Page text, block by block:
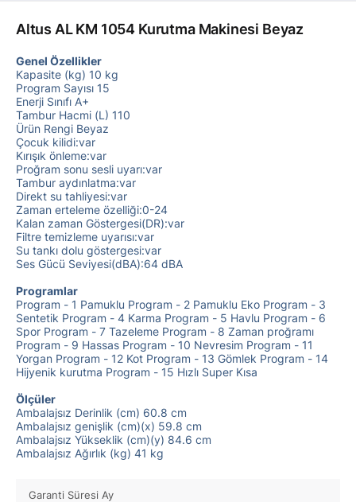
Altus AL KM 1054 Kurutma Makinesi Beyaz
Genel Özellikler
Kapasite (kg) 10 kg
Program Sayısı 15
Enerji Sınıfı A+
Tambur Hacmi (L) 110
Ürün Rengi Beyaz
Çocuk kilidi:var
Kırışık önleme:var
Proğram sonu sesli uyarı:var
Tambur aydınlatma:var
Direkt su tahliyesi:var
Zaman erteleme özelliği:0-24
Kalan zaman Göstergesi(DR):var
Filtre temizleme uyarısı:var
Su tankı dolu göstergesi:var
Ses Gücü Seviyesi(dBA):64 dBA
Programlar
Program - 1 Pamuklu Program - 2 Pamuklu Eko Program - 3
Sentetik Program - 4 Karma Program - 5 Havlu Program - 6
Spor Program - 7 Tazeleme Program - 8 Zaman proğramı
Program - 9 Hassas Program - 10 Nevresim Program - 11
Yorgan Program - 12 Kot Program - 13 Gömlek Program - 14
Hijyenik kurutma Program - 15 Hızlı Super Kısa
Ölçüler
Ambalajsız Derinlik (cm) 60.8 cm
Ambalajsız genişlik (cm)(x) 59.8 cm
Ambalajsız Yükseklik (cm)(y) 84.6 cm
Ambalajsız Ağırlık (kg) 41 kg
Garanti Süresi Ay